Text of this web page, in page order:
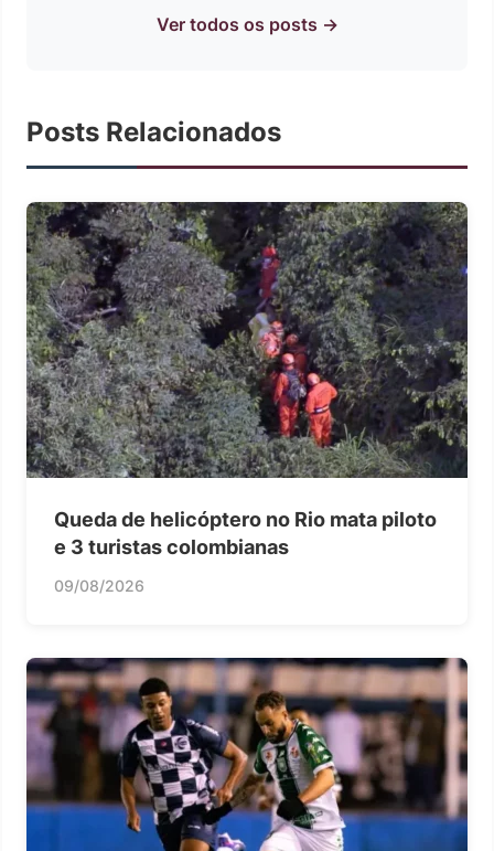
Ver todos os posts →
Posts Relacionados
Queda de helicóptero no Rio mata piloto
e 3 turistas colombianas
09/08/2026